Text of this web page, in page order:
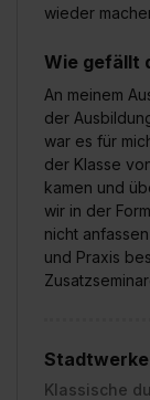
wieder
Wie gefällt
An meinem
der
war es für
der Klasse
kamen und
wir in der
nicht
und Praxis
Stadtwerke
Klassische